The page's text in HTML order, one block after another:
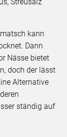
kann
Dann
Nässe bietet
doch der lässt
Alternative
ständig auf